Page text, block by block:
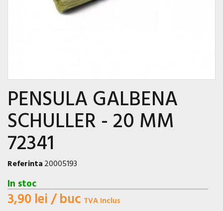
PENSULA GALBENA
SCHULLER - 20 MM
72341
Referinta20005193
In stoc
3,90 lei/ buc TVA Inclus